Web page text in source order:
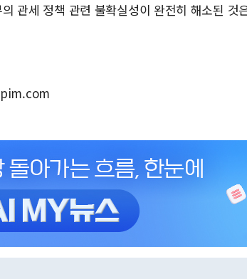
관세 정책 관련 불확실성이 완전히 해소된 것